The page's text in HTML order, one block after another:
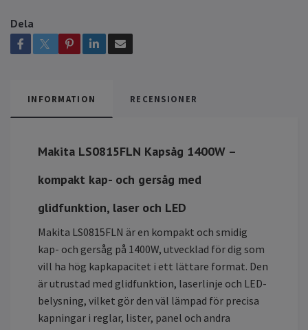
Dela
INFORMATION RECENSIONER
Makita LS0815FLN Kapsåg 1400W –
kompakt kap- och gersåg med
glidfunktion, laser och LED
Makita LS0815FLN är en kompakt och smidig
kap- och gersåg på 1400W, utvecklad för dig som
vill ha hög kapkapacitet i ett lättare format. Den
är utrustad med glidfunktion, laserlinje och LED-
belysning, vilket gör den väl lämpad för precisa
kapningar i reglar, lister, panel och andra